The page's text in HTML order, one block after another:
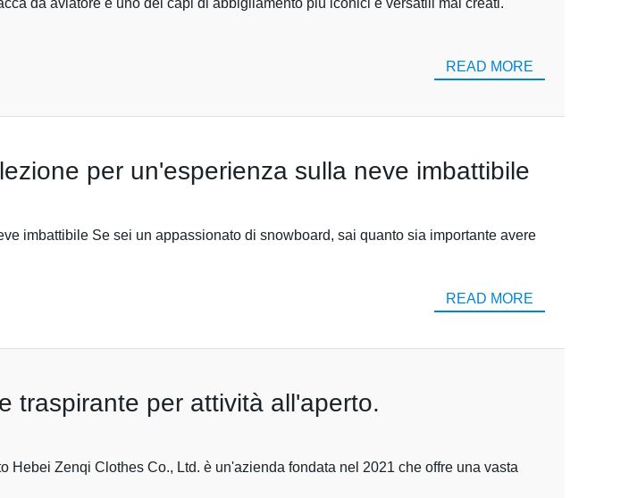
da aviatore è uno dei capi di abbigliamento più iconici e versatili mai creati.
READ MORE
per un'esperienza sulla neve imbattibile
imbattibile Se sei un appassionato di snowboard, sai quanto sia importante avere
READ MORE
traspirante per attività all'aperto.
Zenqi Clothes Co., Ltd. è un'azienda fondata nel 2021 che offre una vasta